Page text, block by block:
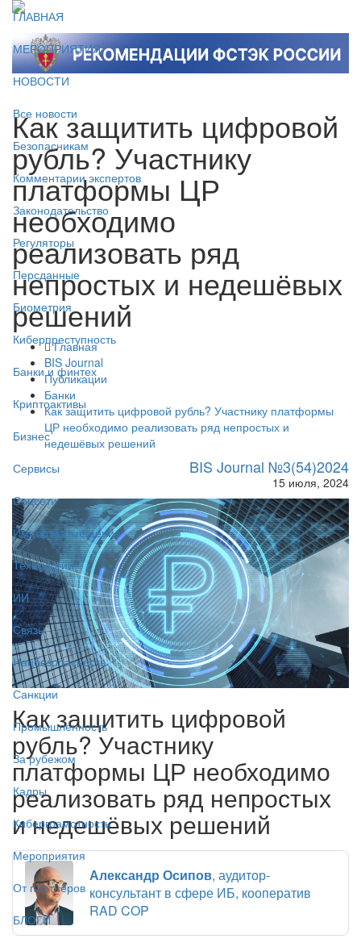
ГЛАВНАЯ
МЕРОПРИЯТИЯ
НОВОСТИ
Все новости
Безопасникам
Комментарии экспертов
Законодательство
Регуляторы
Персданные
Биометрия
Киберпреступность
Банки и финтех
Криптоактивы
Бизнес
Сервисы
Соцсети
Импортозамещение
Технологии
ИИ
Связь
Нацбезопасность
Санкции
Промышленность
За рубежом
Кадры
Киберграмотность
Мероприятия
От партнёров
БЛОГИ
Как защитить цифровой
рубль? Участнику
платформы ЦР
необходимо
реализовать ряд
непростых и недешёвых
решений
Главная
BIS Journal
Публикации
Банки
Как защитить цифровой рубль? Участнику платформы
ЦР необходимо реализовать ряд непростых и
недешёвых решений
BIS Journal №3(54)2024
15 июля, 2024
Как защитить цифровой
рубль? Участнику
платформы ЦР необходимо
реализовать ряд непростых
и недешёвых решений
Александр Осипов, аудитор-
консультант в сфере ИБ, кооператив
RAD COP